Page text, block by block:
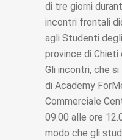
di tre giorni
incontri frontali
agli Studenti
province di Chieti
Gli incontri, che
di Academy
Commerciale
09.00 alle ore
modo che gli